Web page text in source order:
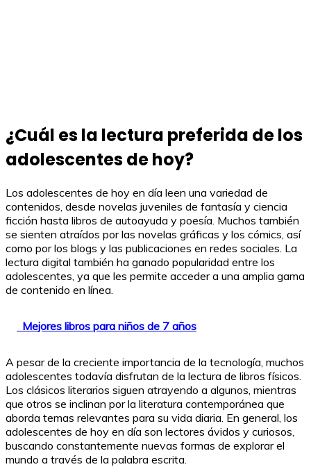
¿Cuál es la lectura preferida de los
adolescentes de hoy?
Los adolescentes de hoy en día leen una variedad de
contenidos, desde novelas juveniles de fantasía y ciencia
ficción hasta libros de autoayuda y poesía. Muchos también
se sienten atraídos por las novelas gráficas y los cómics, así
como por los blogs y las publicaciones en redes sociales. La
lectura digital también ha ganado popularidad entre los
adolescentes, ya que les permite acceder a una amplia gama
de contenido en línea.
Mejores libros para niños de 7 años
A pesar de la creciente importancia de la tecnología, muchos
adolescentes todavía disfrutan de la lectura de libros físicos.
Los clásicos literarios siguen atrayendo a algunos, mientras
que otros se inclinan por la literatura contemporánea que
aborda temas relevantes para su vida diaria. En general, los
adolescentes de hoy en día son lectores ávidos y curiosos,
buscando constantemente nuevas formas de explorar el
mundo a través de la palabra escrita.